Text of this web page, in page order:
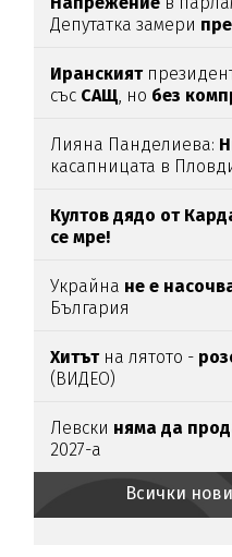
Депутатка замери
Иранският
със САЩ, но без
Лияна Панделиева:
касапницата в
Култов дядо от
се мре!
Украйна не е
България
Хитътна лятото -
(ВИДЕО)
Левски няма да
2027-а
Всички